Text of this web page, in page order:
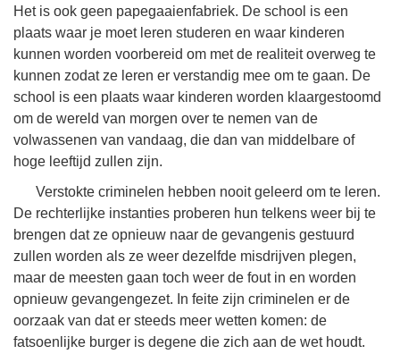
Het is ook geen papegaaienfabriek. De school is een
plaats waar je moet leren studeren en waar kinderen
kunnen worden voorbereid om met de realiteit overweg te
kunnen zodat ze leren er verstandig mee om te gaan. De
school is een plaats waar kinderen worden klaargestoomd
om de wereld van morgen over te nemen van de
volwassenen van vandaag, die dan van middelbare of
hoge leeftijd zullen zijn.
Verstokte criminelen hebben nooit geleerd om te leren.
De rechterlijke instanties proberen hun telkens weer bij te
brengen dat ze opnieuw naar de gevangenis gestuurd
zullen worden als ze weer dezelfde misdrijven plegen,
maar de meesten gaan toch weer de fout in en worden
opnieuw gevangengezet. In feite zijn criminelen er de
oorzaak van dat er steeds meer wetten komen: de
fatsoenlijke burger is degene die zich aan de wet houdt.